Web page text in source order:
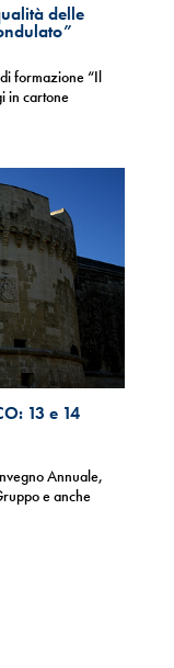
delle
formazione “Il
in cartone
13 e 14
Annuale,
e anche